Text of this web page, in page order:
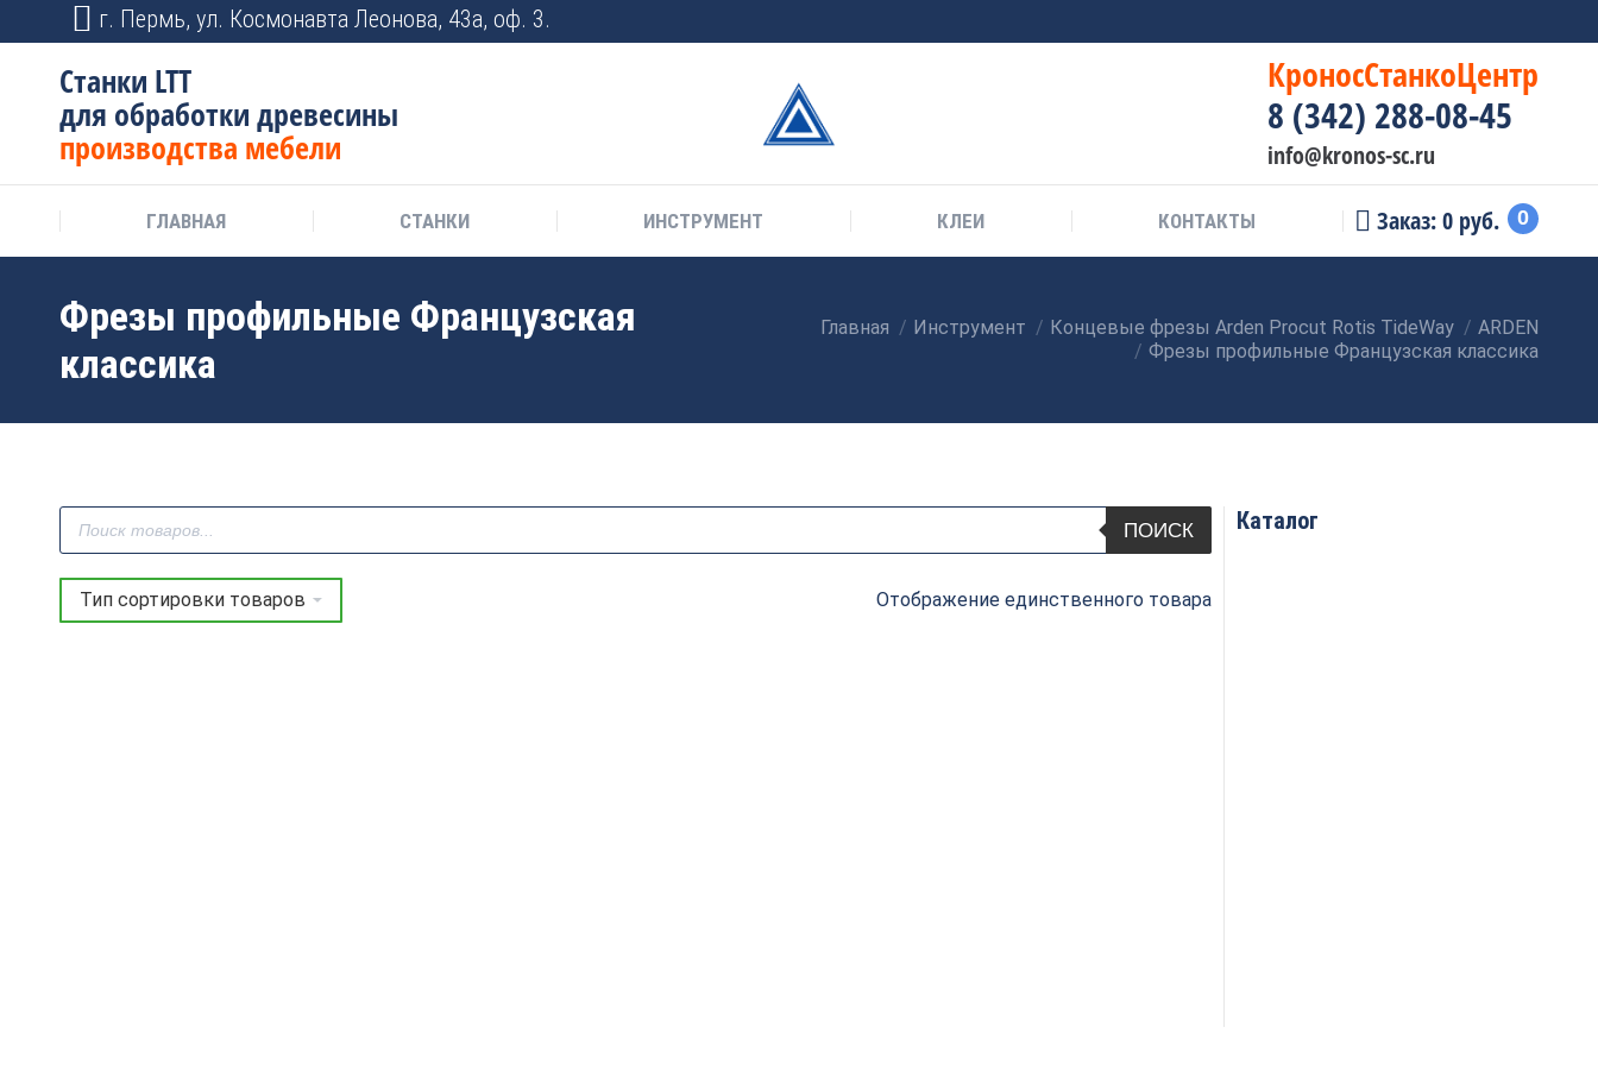
г. Пермь, ул. Космонавта Леонова, 43а, оф. 3.
Станки LTT
для обработки древесины
производства мебели
КроносСтанкоЦентр
8 (342) 288-08-45
info@kronos-sc.ru
ГЛАВНАЯ СТАНКИ ИНСТРУМЕНТ КЛЕИ КОНТАКТЫ Заказ:0 руб. 0
Фрезы профильные Французская
классика
Главная Инструмент Концевые фрезы Arden Procut Rotis TideWay
ARDEN
Фрезы профильные Французская классика
Поиск
товаров
ПОИСК
Отображение единственного товара
Каталог